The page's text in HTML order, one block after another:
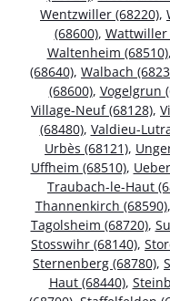
Wentzwiller (68220),
(68600), Wattwiller
Waltenheim (68510),
(68640), Walbach
(68600), Vogelgrun
Village-Neuf (68128),
(68480), Valdieu-
Urbès (68121),
Uffheim (68510),
Traubach-le-Haut
Thannenkirch (68590),
Tagolsheim (68720),
Stosswihr (68140),
Sternenberg (68780),
Haut (68440),